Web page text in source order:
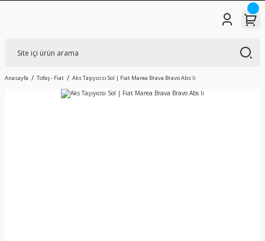
Anasayfa Tofaş - Fiat Aks Taşıyıcısı Sol | Fiat Marea Brava Bravo Abs li